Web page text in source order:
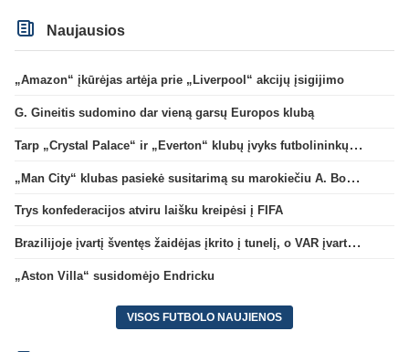
Naujausios
„Amazon“ įkūrėjas artėja prie „Liverpool“ akcijų įsigijimo
G. Gineitis sudomino dar vieną garsų Europos klubą
Tarp „Crystal Palace“ ir „Everton“ klubų įvyks futbolininkų mainai
„Man City“ klubas pasiekė susitarimą su marokiečiu A. Bouaddi
Trys konfederacijos atviru laišku kreipėsi į FIFA
Brazilijoje įvartį šventęs žaidėjas įkrito į tunelį, o VAR įvartį atšaukė
„Aston Villa“ susidomėjo Endricku
VISOS FUTBOLO NAUJIENOS